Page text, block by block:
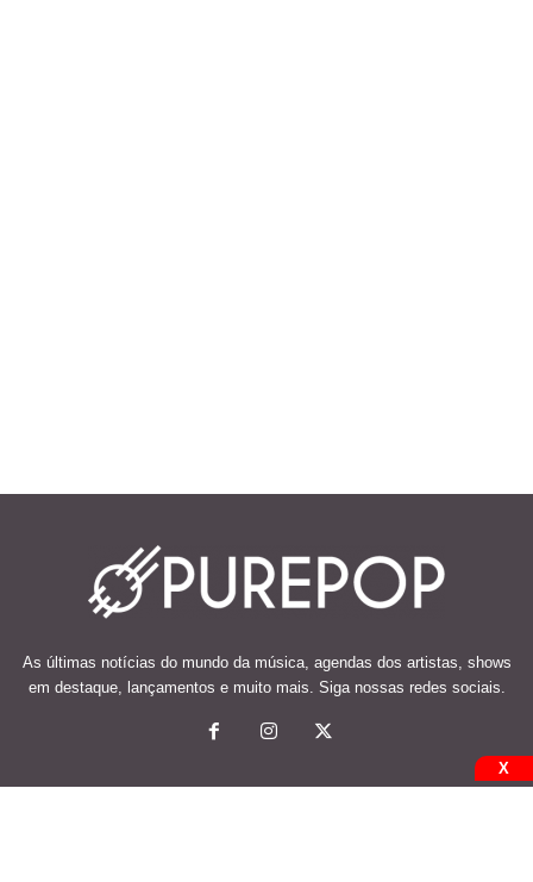
As últimas notícias do mundo da música, agendas dos artistas, shows
em destaque, lançamentos e muito mais. Siga nossas redes sociais.
X